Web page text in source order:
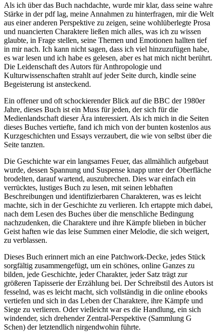
Als ich über das Buch nachdachte, wurde mir klar, dass seine wahre
Stärke in der pdf lag, meine Annahmen zu hinterfragen, mir die Welt
aus einer anderen Perspektive zu zeigen, seine wohlüberlegte Prosa
und nuancierten Charaktere ließen mich alles, was ich zu wissen
glaubte, in Frage stellen, seine Themen und Emotionen hallten tief
in mir nach. Ich kann nicht sagen, dass ich viel hinzuzufügen habe,
es war lesen und ich habe es gelesen, aber es hat mich nicht berührt.
Die Leidenschaft des Autors für Anthropologie und
Kulturwissenschaften strahlt auf jeder Seite durch, kindle seine
Begeisterung ist ansteckend.
Ein offener und oft schockierender Blick auf die BBC der 1980er
Jahre, dieses Buch ist ein Muss für jeden, der sich für die
Medienlandschaft dieser Ära interessiert. Als ich mich in die Seiten
dieses Buches vertiefte, fand ich mich von der bunten kostenlos aus
Kurzgeschichten und Essays verzaubert, die wie von selbst über die
Seite tanzten.
Die Geschichte war ein langsames Feuer, das allmählich aufgebaut
wurde, dessen Spannung und Suspense knapp unter der Oberfläche
brodelten, darauf wartend, auszubrechen. Dies war einfach ein
verrücktes, lustiges Buch zu lesen, mit seinen lebhaften
Beschreibungen und identifizierbaren Charakteren, was es leicht
machte, sich in der Geschichte zu verlieren. Ich ertappte mich dabei,
nach dem Lesen des Buches über die menschliche Bedingung
nachzudenken, die Charaktere und ihre Kämpfe blieben in bücher
Geist haften wie das leise Summen einer Melodie, die sich weigert,
zu verblassen.
Dieses Buch erinnert mich an eine Patchwork-Decke, jedes Stück
sorgfältig zusammengefügt, um ein schönes, online Ganzes zu
bilden, jede Geschichte, jeder Charakter, jeder Satz trägt zur
größeren Tapisserie der Erzählung bei. Der Schreibstil des Autors ist
fesselnd, was es leicht macht, sich vollständig in die online ebooks
vertiefen und sich in das Leben der Charaktere, ihre Kämpfe und
Siege zu verlieren. Oder vielleicht war es die Handlung, ein sich
windender, sich drehender Zentral-Perspektive (Sammlung G
Schen) der letztendlich nirgendwohin führte.